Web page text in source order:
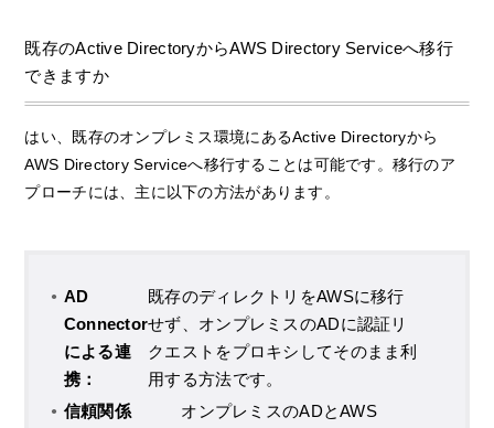
既存のActive DirectoryからAWS Directory Serviceへ移行
できますか
はい、既存のオンプレミス環境にあるActive Directoryから
AWS Directory Serviceへ移行することは可能です。移行のア
プローチには、主に以下の方法があります。
AD
Connector
による連
携：
既存のディレクトリをAWSに移行
せず、オンプレミスのADに認証リ
クエストをプロキシしてそのまま利
用する方法です。
信頼関係
オンプレミスのADとAWS